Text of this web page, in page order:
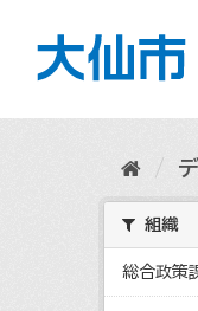
組織
総合政策